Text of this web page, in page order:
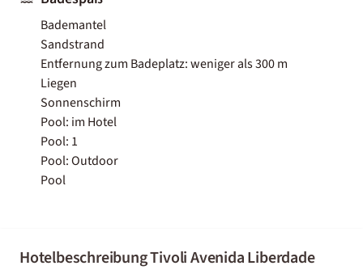
Bademantel
Sandstrand
Entfernung zum Badeplatz: weniger als 300 m
Liegen
Sonnenschirm
Pool: im Hotel
Pool: 1
Pool: Outdoor
Pool
Hotelbeschreibung Tivoli Avenida Liberdade